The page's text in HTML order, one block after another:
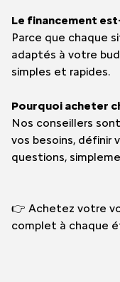
Le financement
Parce que chaque
adaptés à votre
simples et rapides.
Pourquoi acheter
Nos conseillers
vos besoins,
questions,
👉 Achetez votre
complet à chaque